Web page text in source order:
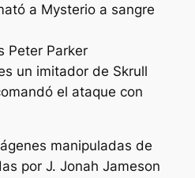
a Mysterio a sangre
Peter Parker
un imitador de Skrull
el ataque con
manipuladas de
por J. Jonah Jameson